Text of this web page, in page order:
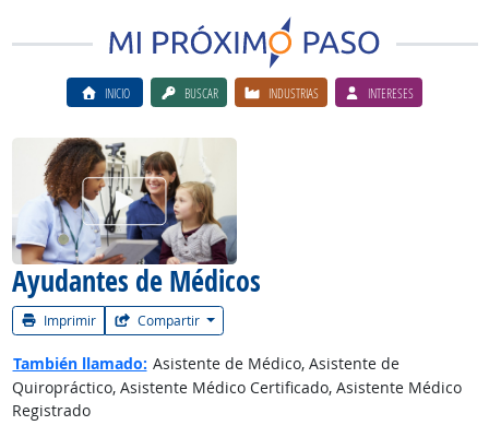
INICIO BUSCAR INDUSTRIAS INTERESES
Ayudantes de Médicos
Imprimir Compartir
Ver el vίdeo de la carrera
También llamado: Asistente de Médico, Asistente de
Quiropráctico, Asistente Médico Certificado, Asistente Médico
Registrado